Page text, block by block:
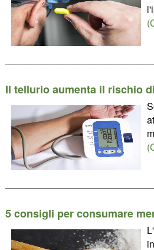
Il tellurio aumenta il rischio
5 consigli per consumare